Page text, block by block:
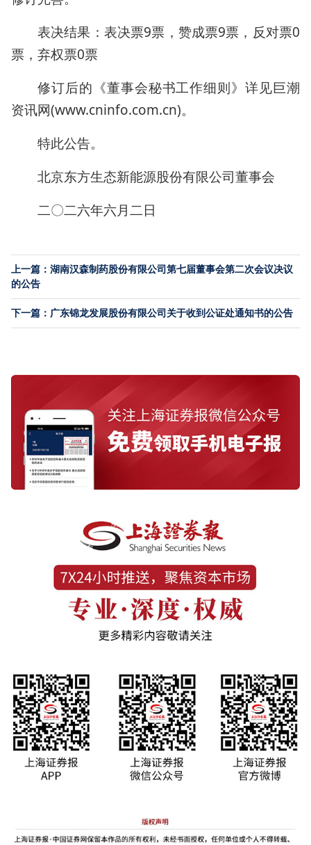
表决结果：表决票9票，赞成票9票，反对票0
票，弃权票0票
修订后的《董事会秘书工作细则》详见巨潮
资讯网(www.cninfo.com.cn)。
特此公告。
北京东方生态新能源股份有限公司董事会
二〇二六年六月二日
上一篇：湖南汉森制药股份有限公司第七届董事会第二次会议决议
的公告
下一篇：广东锦龙发展股份有限公司关于收到公证处通知书的公告